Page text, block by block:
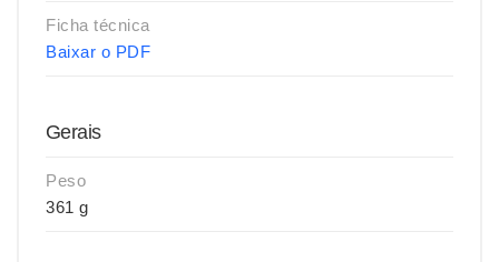
Ficha técnica
Baixar o PDF
Gerais
Peso
361 g